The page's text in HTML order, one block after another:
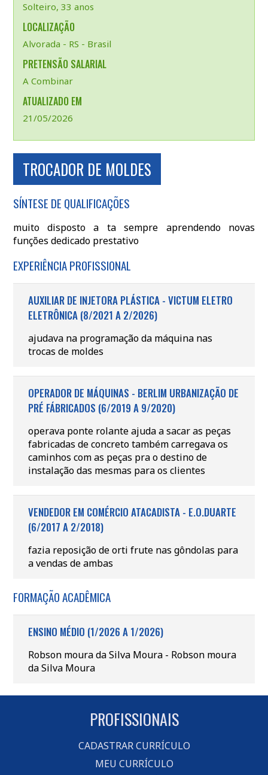
Solteiro, 33 anos
LOCALIZAÇÃO
Alvorada - RS - Brasil
PRETENSÃO SALARIAL
A Combinar
ATUALIZADO EM
21/05/2026
TROCADOR DE MOLDES
SÍNTESE DE QUALIFICAÇÕES
muito disposto a ta sempre aprendendo novas
funções dedicado prestativo
EXPERIÊNCIA PROFISSIONAL
AUXILIAR DE INJETORA PLÁSTICA - VICTUM ELETRO
ELETRÔNICA (8/2021 A 2/2026)
ajudava na programação da máquina nas
trocas de moldes
OPERADOR DE MÁQUINAS - BERLIM URBANIZAÇÃO DE
PRÉ FÁBRICADOS (6/2019 A 9/2020)
operava ponte rolante ajuda a sacar as peças
fabricadas de concreto também carregava os
caminhos com as peças pra o destino de
instalação das mesmas para os clientes
VENDEDOR EM COMÉRCIO ATACADISTA - E.O.DUARTE
(6/2017 A 2/2018)
fazia reposição de orti frute nas gôndolas para
a vendas de ambas
FORMAÇÃO ACADÊMICA
ENSINO MÉDIO (1/2026 A 1/2026)
Robson moura da Silva Moura - Robson moura
da Silva Moura
PROFISSIONAIS
CADASTRAR CURRÍCULO
MEU CURRÍCULO